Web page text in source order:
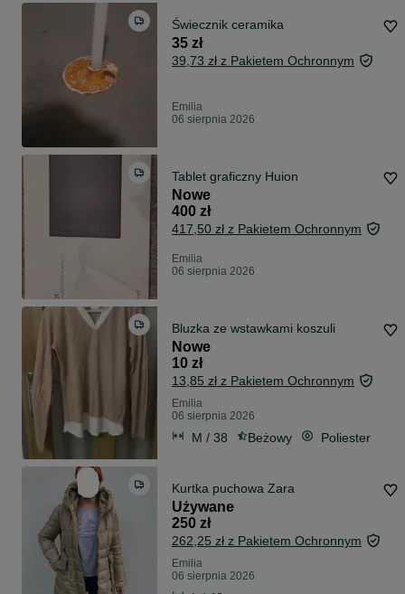
Świecznik ceramika
35 zł
39,73 zł z Pakietem Ochronnym
Emilia
06 sierpnia 2026
Tablet graficzny Huion
Nowe
400 zł
417,50 zł z Pakietem Ochronnym
Emilia
06 sierpnia 2026
Bluzka ze wstawkami koszuli
Nowe
10 zł
13,85 zł z Pakietem Ochronnym
Emilia
06 sierpnia 2026
M / 38 Beżowy Poliester
Kurtka puchowa Zara
Używane
250 zł
262,25 zł z Pakietem Ochronnym
Emilia
06 sierpnia 2026